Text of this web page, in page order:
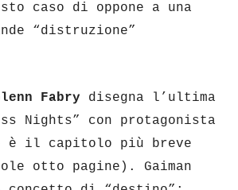
caso di oppone a una
“distruzione”
Fabry disegna l’ultima
Nights” con protagonista
è il capitolo più breve
otto pagine). Gaiman